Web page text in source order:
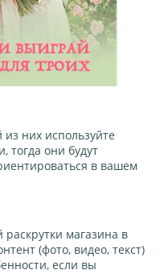
них используйте
тогда они будут
в вашем
магазина в
(фото, видео, текст)
если вы